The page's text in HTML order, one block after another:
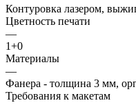
Контуровка лазером,
Цветность печати
—
1+0
Материалы
—
Фанера - толщина 3 мм,
Требования к макетам